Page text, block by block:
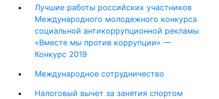
Лучшие работы российских участников
Международного молодежного конкурса
социальной антикоррупционной рекламы
«Вместе мы против коррупции» —
Конкурс 2019
Международное сотрудничество
Налоговый вычет за занятия спортом